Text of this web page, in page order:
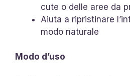
cute o delle aree da
Aiuta a ripristinare
modo naturale
Modo d’uso